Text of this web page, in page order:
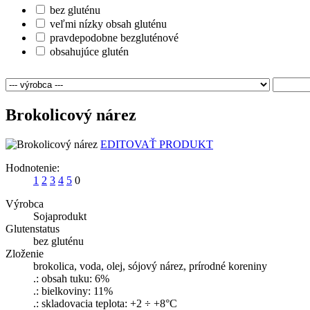
bez gluténu
veľmi nízky obsah gluténu
pravdepodobne bezgluténové
obsahujúce glutén
Brokolicový nárez
EDITOVAŤ PRODUKT
Hodnotenie:
1 2 3 4 5 0
Výrobca
Sojaprodukt
Glutenstatus
bez gluténu
Zloženie
brokolica, voda, olej, sójový nárez, prírodné koreniny
.: obsah tuku: 6%
.: bielkoviny: 11%
.: skladovacia teplota: +2 ÷ +8°C